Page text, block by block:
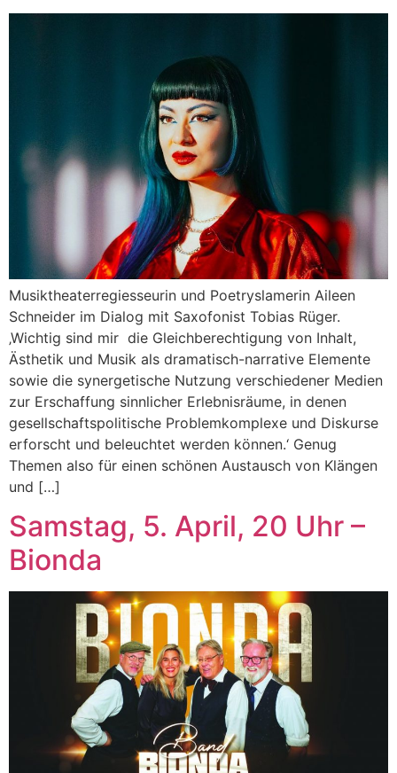
Musiktheaterregiesseurin und Poetryslamerin Aileen
Schneider im Dialog mit Saxofonist Tobias Rüger.
‚Wichtig sind mir die Gleichberechtigung von Inhalt,
Ästhetik und Musik als dramatisch-narrative Elemente
sowie die synergetische Nutzung verschiedener Medien
zur Erschaffung sinnlicher Erlebnisräume, in denen
gesellschaftspolitische Problemkomplexe und Diskurse
erforscht und beleuchtet werden können.‘ Genug
Themen also für einen schönen Austausch von Klängen
und […]
Samstag, 5. April, 20 Uhr –
Bionda